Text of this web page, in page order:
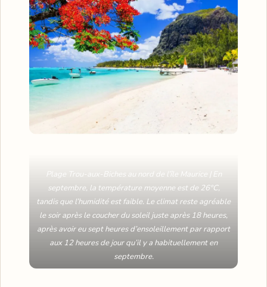
Plage Trou-aux-Biches au nord de l’île Maurice | En
septembre, la température moyenne est de 26°C,
tandis que l’humidité est faible. Le climat reste agréable
le soir après le coucher du soleil juste après 18 heures,
après avoir eu sept heures d’ensoleillement par rapport
aux 12 heures de jour qu’il y a habituellement en
septembre.